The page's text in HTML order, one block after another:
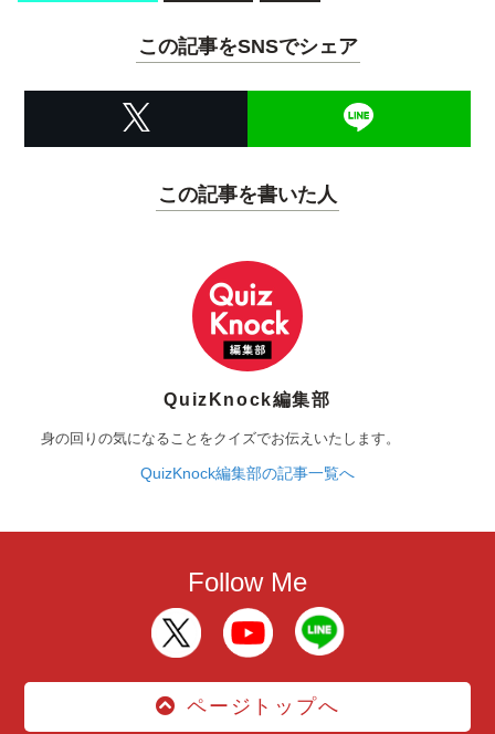
この記事をSNSでシェア
この記事を書いた人
QuizKnock編集部
身の回りの気になることをクイズでお伝えいたします。
QuizKnock編集部の記事一覧へ
Follow Me
ページトップへ